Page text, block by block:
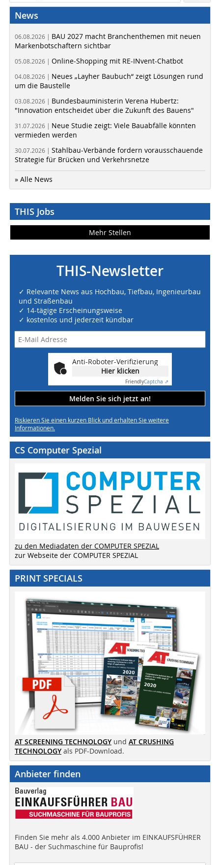
News
06.08.2026 | BAU 2027 macht Branchenthemen mit neuen
Markenbotschaftern sichtbar
05.08.2026 | Online-Shopping mit RE-INvent-Chatbot
04.08.2026 | Neues „Layher Baubuch“ zeigt Lösungen rund
um die Baustelle
03.08.2026 | Bundesbauministerin Verena Hubertz:
"Innovation entscheidet über die Zukunft des Bauens"
31.07.2026 | Neue Studie zeigt: Viele Bauabfälle könnten
vermieden werden
30.07.2026 | Stahlbau-Verbände fordern vorausschauende
Strategie für Brücken und Verkehrsnetze
» Alle News
THIS Jobs
Mehr Stellen
THIS-Newsletter
✓ Relevante News aus Hochbau, Tiefbau, Ingenieurbau
und Straßenbau
✓ 14-tägige Erscheinungsweise
✓ kostenlos und jederzeit kündbar
Anti-Roboter-Verifizierung
Hier klicken
FriendlyCaptcha ⇗
Melden Sie sich jetzt an!
Riskieren Sie einen kurzen Blick und erhalten Sie weitere
Informationen.
CS Computer Spezial
zu den Mediadaten der COMPUTER SPEZIAL
zur Webseite der COMPUTER SPEZIAL
PRINT SPECIALS
AT SCREENING TECHNOLOGY und AT CRUSHING
TECHNOLOGY als PDF-Download.
Anbieter finden
Finden Sie mehr als 4.000 Anbieter im EINKAUFSFÜHRER
BAU - der Suchmaschine für Bauprofis!